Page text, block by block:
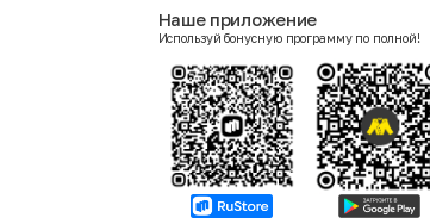
Женский
Согласие на получение чеков по электронной почте
Наше приложение
Используй бонусную программу по полной!